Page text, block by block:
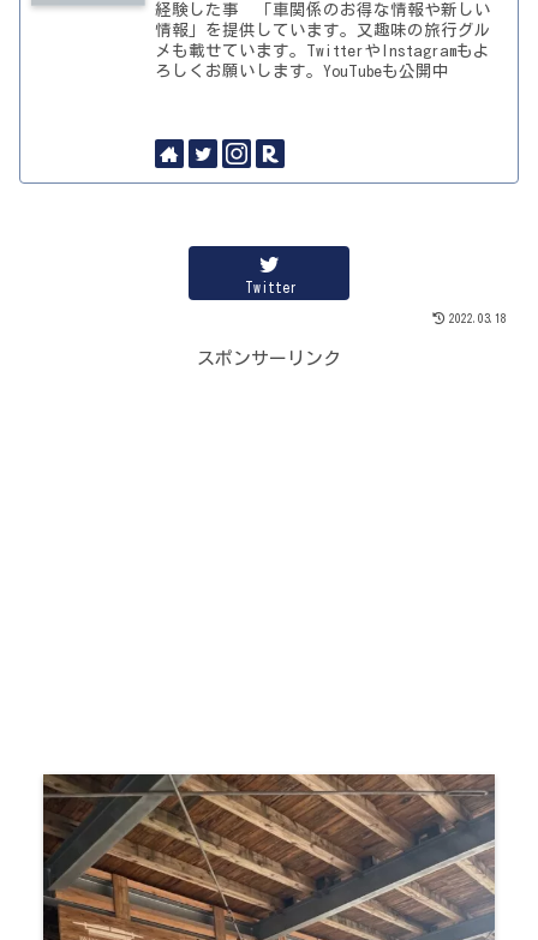
経験した事 「車関係のお得な情報や新しい
情報」を提供しています。又趣味の旅行グル
メも載せています。TwitterやInstagramもよ
ろしくお願いします。YouTubeも公開中
Twitter
2022.03.18
スポンサーリンク